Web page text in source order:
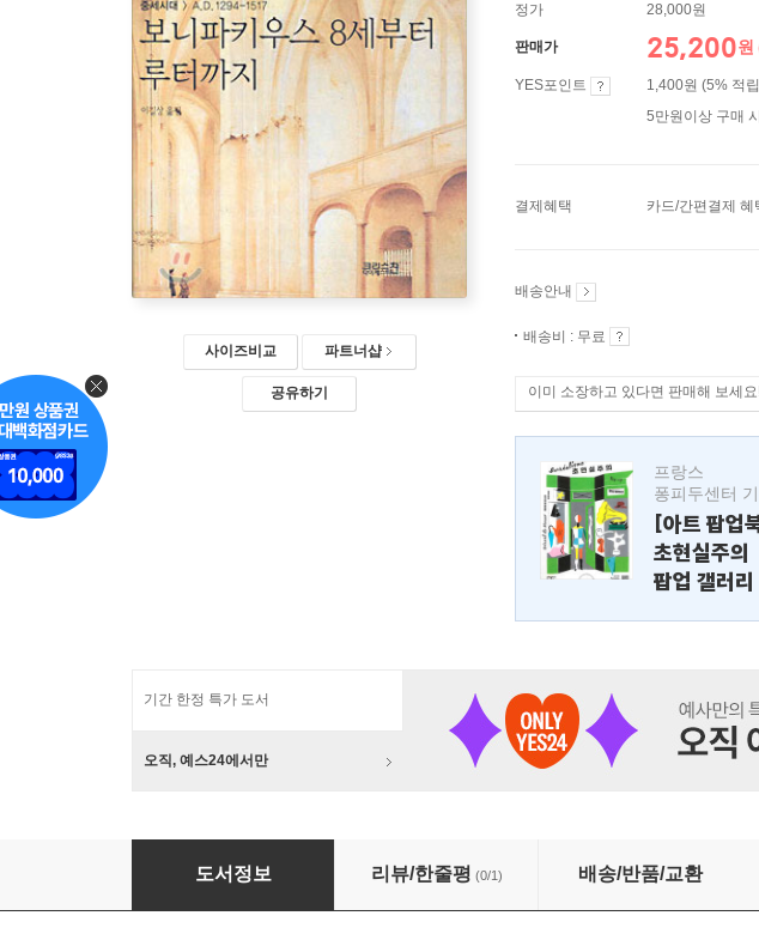
사이즈비교 파트너샵
공유하기
정가 28,000원
판매가 25,200원
YES포인트
1,400원 (5% 적
5만원이상 구매
결제혜택 카드/간편결제
배송안내
배송비 : 무료
이미 소장하고 있다면 판매해 보세
프랑스
퐁피두센터
[아트 팝업
초현실주의
팝업 갤러리
기간 한정 특가 도서
오직, 예스24에서만
필립 샤프 교회사전집 6: 보니파키우스 8세부터 루터까지
도서정보 리뷰/한줄평 (0/1) 배송/반품/교환